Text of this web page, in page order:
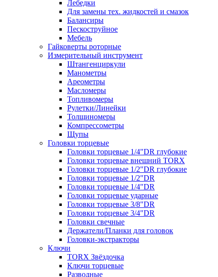
Лебедки
Для замены тех. жидкостей и смазок
Балансиры
Пескоструйное
Мебель
Гайковерты роторные
Измерительный инструмент
Штангенциркули
Манометры
Ареометры
Масломеры
Топливомеры
Рулетки/Линейки
Толщиномеры
Компрессометры
Щупы
Головки торцевые
Головки торцевые 1/4"DR глубокие
Головки торцевые внешний TORX
Головки торцевые 1/2"DR глубокие
Головки торцевые 1/2"DR
Головки торцевые 1/4"DR
Головки торцевые ударные
Головки торцевые 3/8"DR
Головки торцевые 3/4"DR
Головки свечные
Держатели/Планки для головок
Головки-экстракторы
Ключи
TORX Звёздочка
Ключи торцевые
Разводные